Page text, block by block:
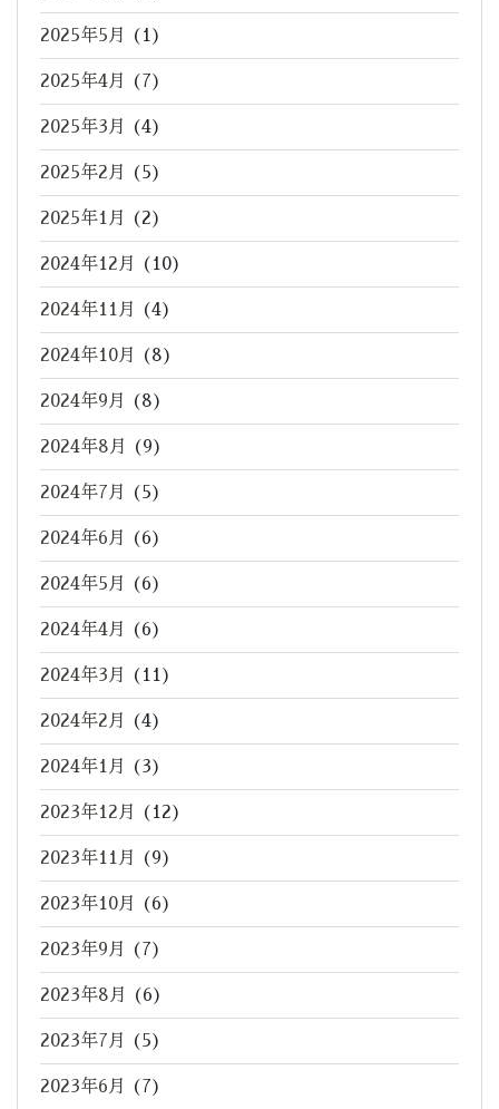
2025年5月 (1)
2025年4月 (7)
2025年3月 (4)
2025年2月 (5)
2025年1月 (2)
2024年12月 (10)
2024年11月 (4)
2024年10月 (8)
2024年9月 (8)
2024年8月 (9)
2024年7月 (5)
2024年6月 (6)
2024年5月 (6)
2024年4月 (6)
2024年3月 (11)
2024年2月 (4)
2024年1月 (3)
2023年12月 (12)
2023年11月 (9)
2023年10月 (6)
2023年9月 (7)
2023年8月 (6)
2023年7月 (5)
2023年6月 (7)